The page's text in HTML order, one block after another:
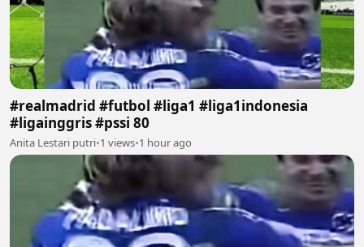
#realmadrid #futbol #liga1 #liga1indonesia
#ligainggris #pssi 80
Anita Lestari putri•1 views•1 hour ago